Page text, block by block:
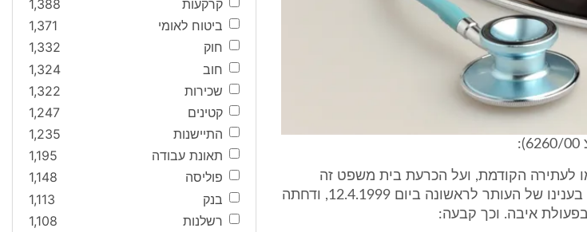
לעתירה הקודמת, ועל הכרעת בית משפט זה
בעתירה האמורה. ועדה רפואית דנה בענינו של העותר לראשונה ביום 12.4.1999, ודחתה
קרקעות
1,388
ביטוח לאומי
1,371
חוק
1,332
חוב
1,324
שכירות
1,322
קטינים
1,247
התיישנות
1,235
תאונת עבודה
1,195
פוליסה
1,148
בנק
1,113
רשלנות
1,108